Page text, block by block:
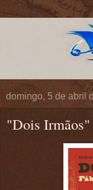
domingo, 5 de abril
"Dois